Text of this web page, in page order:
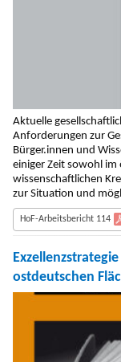
Aktuelle
Anforderungen zur
Bürger.innen und
einiger Zeit sowohl im
wissenschaftlichen
zur Situation und
HoF-Arbeitsbericht 114
ostdeutschen
Leistungsdaten –